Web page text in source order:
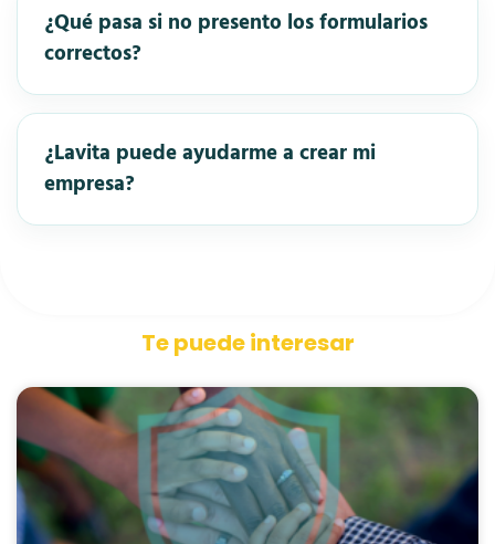
¿Qué pasa si no presento los formularios
correctos?
¿Lavita puede ayudarme a crear mi
empresa?
Te puede interesar